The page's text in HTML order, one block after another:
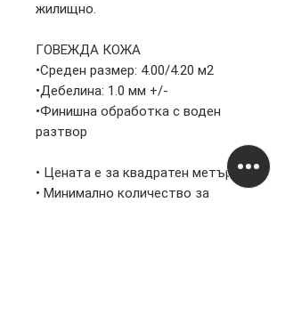
жилищно.
ГОВЕЖДА КОЖА
•Среден размер: 4.00/4.20 м2
•Дебелина: 1.0 мм +/-
•Финишна обработка с воден
разтвор
• Цената е за квадратен метър
• Минимално количество за